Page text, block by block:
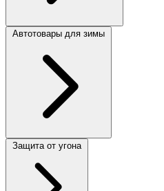
Автотовары для зимы
Защита от угона